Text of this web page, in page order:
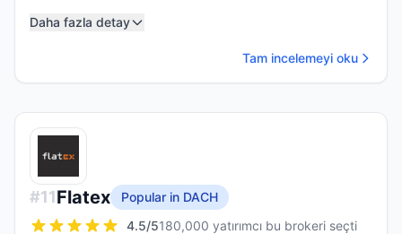
Daha fazla detay
Tam incelemeyi oku
#11Flatex
Popular in DACH
4.5/5180,000 yatırımcı bu brokeri seçti